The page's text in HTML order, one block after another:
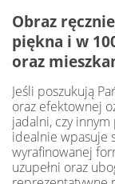
Obraz
piękna i w
oraz
Jeśli poszukują
oraz efektownej
jadalni, czy
idealnie wpasuje
wyrafinowanej
uzupełni oraz